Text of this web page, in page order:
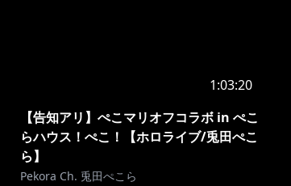
1:03:20
【告知アリ】ぺこマリオフコラボ in ぺこ
らハウス！ぺこ！【ホロライブ/兎田ぺこ
ら】
Pekora Ch. 兎田ぺこら